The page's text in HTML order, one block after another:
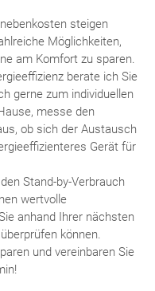
steigen
Möglichkeiten,
am Komfort zu sparen.
berate ich Sie
gerne zum individuellen
messe den
ob sich der Austausch
Gerät für
Stand-by-Verbrauch
wertvolle
anhand Ihrer nächsten
können.
und vereinbaren Sie